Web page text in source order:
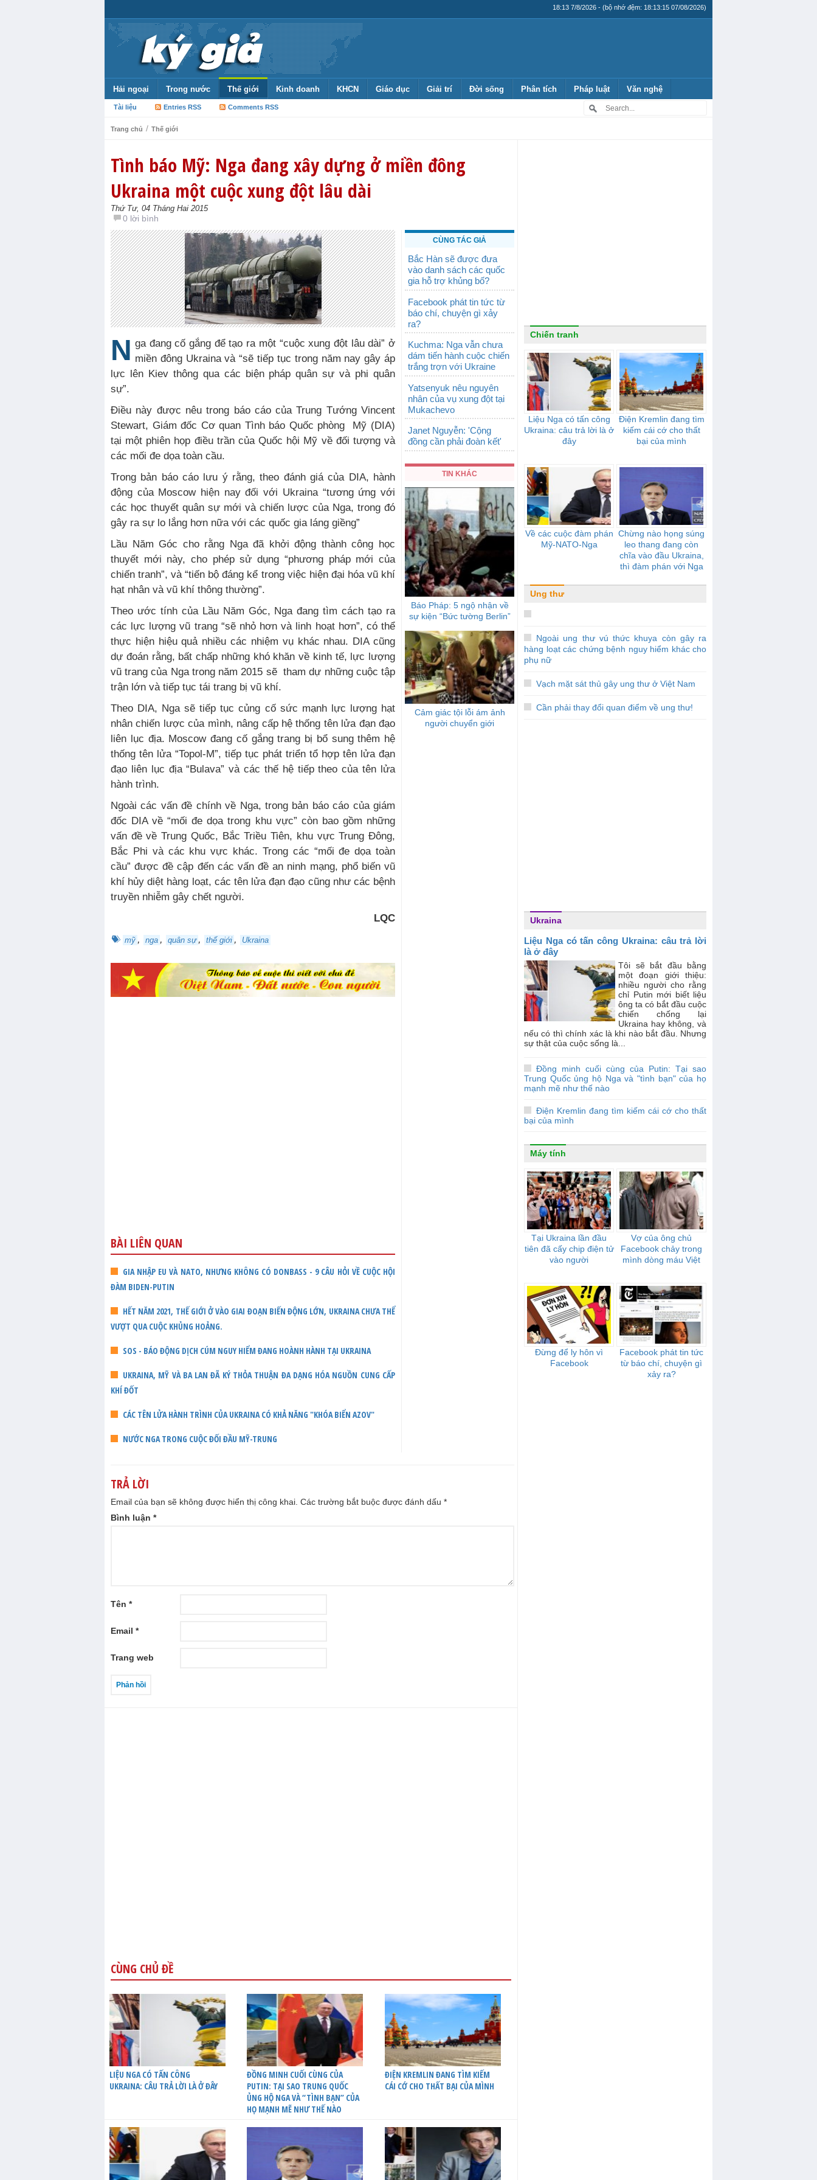
18:13 7/8/2026 - (bộ nhớ đệm: 18:13:15 07/08/2026)
Hải ngoại Trong nước Thế giới Kinh doanh KHCN Giáo dục Giải trí Đời sống Phân tích Pháp luật Văn nghệ
Tài liệu Entries RSS Comments RSS
Trang chủ / Thế giới
Tình báo Mỹ: Nga đang xây dựng ở miền đông
Ukraina một cuộc xung đột lâu dài
Thứ Tư, 04 Tháng Hai 2015
0 lời bình
N ga đang cố gắng để tạo ra một “cuộc xung đột lâu dài” ở
miền đông Ukraina và “sẽ tiếp tục trong năm nay gây áp
lực lên Kiev thông qua các biện pháp quân sự và phi quân
sự”.
Điều này được nêu trong báo cáo của Trung Tướng Vincent
Stewart, Giám đốc Cơ quan Tình báo Quốc phòng Mỹ (DIA)
tại một phiên họp điều trần của Quốc hội Mỹ về đối tượng và
các mối đe dọa toàn cầu.
Trong bản báo cáo lưu ý rằng, theo đánh giá của DIA, hành
động của Moscow hiện nay đối với Ukraina “tương ứng với
các học thuyết quân sự mới và chiến lược của Nga, trong đó
gây ra sự lo lắng hơn nữa với các quốc gia láng giềng”
Lầu Năm Góc cho rằng Nga đã khởi động thành công học
thuyết mới này, cho phép sử dụng “phương pháp mới của
chiến tranh”, và “tiến bộ đáng kể trong việc hiện đại hóa vũ khí
hạt nhân và vũ khí thông thường”.
Theo ước tính của Lầu Năm Góc, Nga đang tìm cách tạo ra
các lực lượng vũ trang “sẽ nhỏ hơn và linh hoạt hơn”, có thể
thực hiện hiệu quả nhiều các nhiệm vụ khác nhau. DIA cũng
dự đoán rằng, bất chấp những khó khăn về kinh tế, lực lượng
vũ trang của Nga trong năm 2015 sẽ tham dự những cuộc tập
trận lớn và tiếp tục tái trang bị vũ khí.
Theo DIA, Nga sẽ tiếp tục củng cố sức mạnh lực lượng hạt
nhân chiến lược của mình, nâng cấp hệ thống tên lửa đạn đạo
liên lục địa. Moscow đang cố gắng trang bị bổ sung thêm hệ
thống tên lửa “Topol-M”, tiếp tục phát triển tổ hợp tên lửa đạn
đạo liên lục địa “Bulava” và các thế hệ tiếp theo của tên lửa
hành trình.
Ngoài các vấn đề chính về Nga, trong bản báo cáo của giám
đốc DIA về “mối đe dọa trong khu vực” còn bao gồm những
vấn đề về Trung Quốc, Bắc Triều Tiên, khu vực Trung Đông,
Bắc Phi và các khu vực khác. Trong các “mối đe dọa toàn
cầu” được đề cập đến các vấn đề an ninh mạng, phổ biến vũ
khí hủy diệt hàng loạt, các tên lửa đạn đạo cũng như các bệnh
truyền nhiễm gây chết người.
LQC
mỹ , nga , quân sự , thế giới , Ukraina
BÀI LIÊN QUAN
GIA NHẬP EU VÀ NATO, NHƯNG KHÔNG CÓ DONBASS - 9 CÂU HỎI VỀ CUỘC HỘI
ĐÀM BIDEN-PUTIN
HẾT NĂM 2021, THẾ GIỚI Ở VÀO GIAI ĐOẠN BIẾN ĐỘNG LỚN, UKRAINA CHƯA THỂ
VƯỢT QUA CUỘC KHỦNG HOẢNG.
SOS - BÁO ĐỘNG DỊCH CÚM NGUY HIỂM ĐANG HOÀNH HÀNH TẠI UKRAINA
UKRAINA, MỸ VÀ BA LAN ĐÃ KÝ THỎA THUẬN ĐA DẠNG HÓA NGUỒN CUNG CẤP
KHÍ ĐỐT
CÁC TÊN LỬA HÀNH TRÌNH CỦA UKRAINA CÓ KHẢ NĂNG "KHÓA BIỂN AZOV"
NƯỚC NGA TRONG CUỘC ĐỐI ĐẦU MỸ-TRUNG
CÙNG TÁC GIẢ
Bắc Hàn sẽ được đưa
vào danh sách các quốc
gia hỗ trợ khủng bố?
Facebook phát tin tức từ
báo chí, chuyện gì xảy
ra?
Kuchma: Nga vẫn chưa
dám tiến hành cuộc chiến
trắng trợn với Ukraine
Yatsenyuk nêu nguyên
nhân của vụ xung đột tại
Mukachevo
Janet Nguyễn: 'Cộng
đồng cần phải đoàn kết'
TIN KHÁC
Báo Pháp: 5 ngộ nhận về
sự kiện “Bức tường Berlin”
Cảm giác tội lỗi ám ảnh
người chuyển giới
TRẢ LỜI
Email của bạn sẽ không được hiển thị công khai. Các trường bắt buộc được đánh dấu *
Bình luận *
Tên *
Email *
Trang web
CÙNG CHỦ ĐỀ
LIỆU NGA CÓ TẤN CÔNG
UKRAINA: CÂU TRẢ LỜI LÀ Ở ĐÂY
ĐỒNG MINH CUỐI CÙNG CỦA
PUTIN: TẠI SAO TRUNG QUỐC
ỦNG HỘ NGA VÀ “TÌNH BẠN” CỦA
HỌ MẠNH MẼ NHƯ THẾ NÀO
ĐIỆN KREMLIN ĐANG TÌM KIẾM
CÁI CỚ CHO THẤT BẠI CỦA MÌNH
Chiến tranh
Liệu Nga có tấn công
Ukraina: câu trả lời là ở
đây
Điện Kremlin đang tìm
kiếm cái cớ cho thất
bại của mình
Về các cuộc đàm phán
Mỹ-NATO-Nga
Chừng nào họng súng
leo thang đang còn
chĩa vào đầu Ukraina,
thì đàm phán với Nga
Ung thư
Ngoài ung thư vú thức khuya còn gây ra
hàng loạt các chứng bệnh nguy hiểm khác cho
phụ nữ
Vạch mặt sát thủ gây ung thư ở Việt Nam
Cần phải thay đổi quan điểm về ung thư!
Ukraina
Liệu Nga có tấn công Ukraina: câu trả lời
là ở đây
Tôi sẽ bắt đầu bằng
một đoạn giới thiệu:
nhiều người cho rằng
chỉ Putin mới biết liệu
ông ta có bắt đầu cuộc
chiến chống lại
Ukraina hay không, và
nếu có thì chính xác là khi nào bắt đầu. Nhưng
sự thật của cuộc sống là...
Đồng minh cuối cùng của Putin: Tại sao
Trung Quốc ủng hộ Nga và "tình bạn" của họ
mạnh mẽ như thế nào
Điện Kremlin đang tìm kiếm cái cớ cho thất
bại của mình
Máy tính
Tại Ukraina lần đầu
tiên đã cấy chip điện tử
vào người
Vợ của ông chủ
Facebook chảy trong
mình dòng máu Việt
Đừng để ly hôn vì
Facebook
Facebook phát tin tức
từ báo chí, chuyện gì
xảy ra?